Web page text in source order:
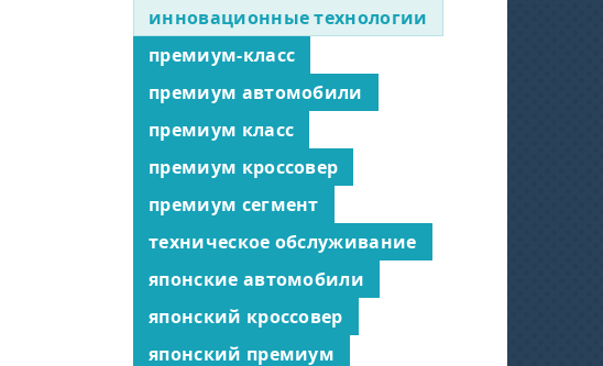
инновационные технологии
премиум-класс
премиум автомобили
премиум класс
премиум кроссовер
премиум сегмент
техническое обслуживание
японские автомобили
японский кроссовер
японский премиум